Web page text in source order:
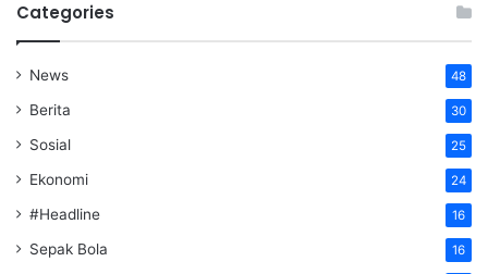
Categories
News 48
Berita 30
Sosial 25
Ekonomi 24
#Headline 16
Sepak Bola 16